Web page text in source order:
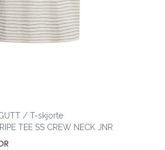
/ T-skjorte
TEE SS CREW NECK JNR